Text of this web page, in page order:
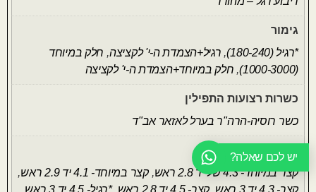
גימור
*רגיל (180-240)
, רגיל+הצמדת ה-י' לקציצה, חלק במיוחד
(1000-3000)
, חלק במיוחד+הצמדת ה-י' לקציצה
כשרות רצועות התפילין
כשר רוסיה-הרה"ר בערל לאזאר אב"ד
אורך הרצועות
קצר במיוחד- 4.3 של יד 2.8 ראש
,קצר במיוחד- 4.1 יד 2.9 ראש
,
יש לכם שאלה?